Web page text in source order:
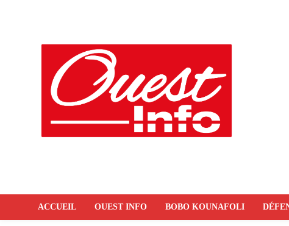
ACCUEIL OUEST INFO BOBO KOUNAFOLI